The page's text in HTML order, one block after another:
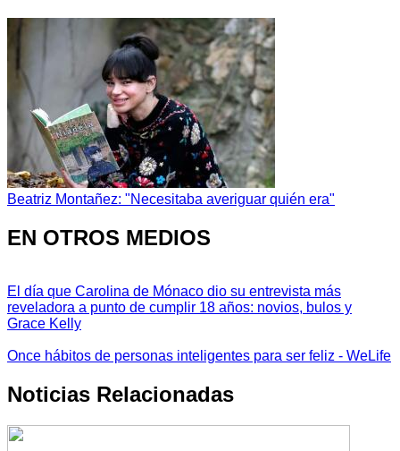
Beatriz Montañez: "Necesitaba averiguar quién era"
EN OTROS MEDIOS
El día que Carolina de Mónaco dio su entrevista más
reveladora a punto de cumplir 18 años: novios, bulos y
Grace Kelly
Once hábitos de personas inteligentes para ser feliz - WeLife
Noticias Relacionadas